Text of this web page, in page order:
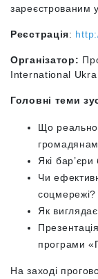
зареєстрованим
Реєстрація:
Організатор:
International
Головні теми
Що реально
Які
Чи
соцмережі?
Як
програми
На заході